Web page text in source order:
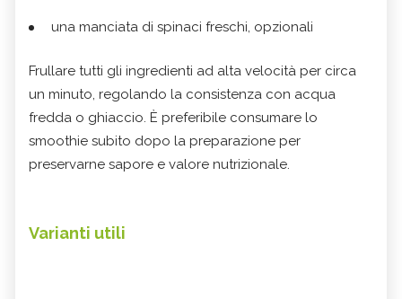
una manciata di spinaci freschi, opzionali
Frullare tutti gli ingredienti ad alta velocità per circa
un minuto, regolando la consistenza con acqua
fredda o ghiaccio. È preferibile consumare lo
smoothie subito dopo la preparazione per
preservarne sapore e valore nutrizionale.
Varianti utili